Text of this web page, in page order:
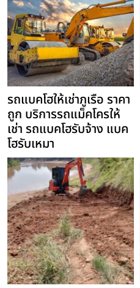
รถแบคโฮให้เช่าภูเรือ ราคา
ถูก บริการรถแม็คโครให้
เช่า รถแบคโฮรับจ้าง แบค
โฮรับเหมา